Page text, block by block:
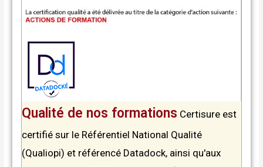
Qualité de nos formations Certisure est
certifié sur le Référentiel National Qualité
(Qualiopi) et référencé Datadock, ainsi qu'aux